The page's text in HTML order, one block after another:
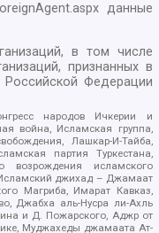
данные
в том числе
признанных в
Российской Федерации
народов Ичкерии и
война, Исламская группа,
Лашкар-И-Тайба,
партия Туркестана,
возрождения исламского
джихад – Джамаат
Магриба, Имарат Кавказ,
Джабха аль-Нусра ли-Ахль
и Д. Пожарского, Аджр от
Муджахеды джамаата Ат-